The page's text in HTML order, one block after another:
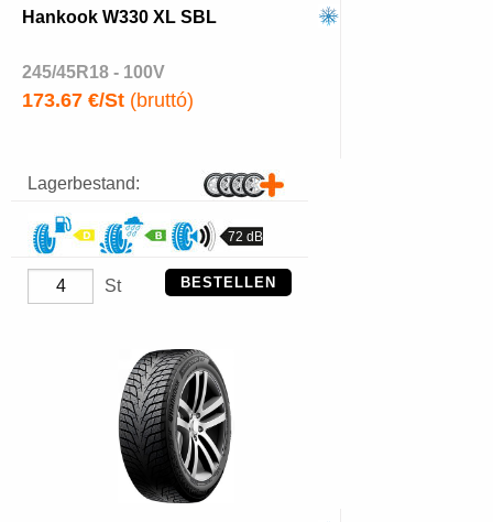
Hankook W330 XL SBL
245/45R18 - 100V
173.67 €/St (bruttó)
Lagerbestand:
72 dB
St BESTELLEN